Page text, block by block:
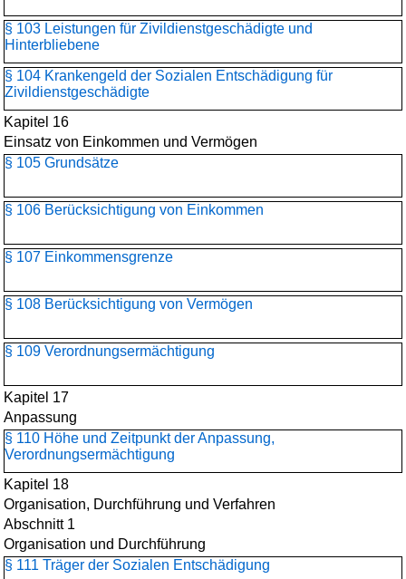
§ 103 Leistungen für Zivildienstgeschädigte und
Hinterbliebene
§ 104 Krankengeld der Sozialen Entschädigung für
Zivildienstgeschädigte
Kapitel 16
Einsatz von Einkommen und Vermögen
§ 105 Grundsätze
§ 106 Berücksichtigung von Einkommen
§ 107 Einkommensgrenze
§ 108 Berücksichtigung von Vermögen
§ 109 Verordnungsermächtigung
Kapitel 17
Anpassung
§ 110 Höhe und Zeitpunkt der Anpassung,
Verordnungsermächtigung
Kapitel 18
Organisation, Durchführung und Verfahren
Abschnitt 1
Organisation und Durchführung
§ 111 Träger der Sozialen Entschädigung